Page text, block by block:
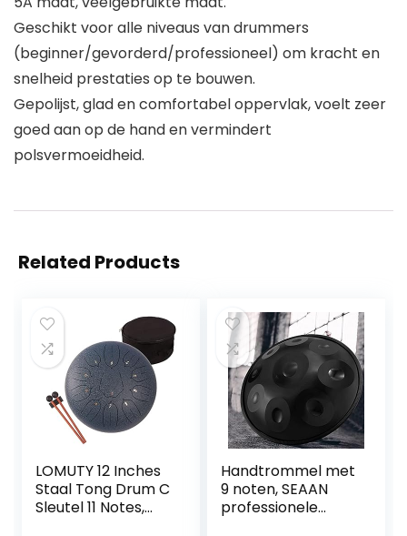
Geschikt voor alle niveaus van drummers
(beginner/gevorderd/professioneel) om kracht en
snelheid prestaties op te bouwen.
Gepolijst, glad en comfortabel oppervlak, voelt zeer
goed aan op de hand en vermindert
polsvermoeidheid.
Related Products
LOMUTY 12 Inches
Staal Tong Drum C
Sleutel 11 Notes,
Handtrommel met
9 noten, SEAAN
professionele